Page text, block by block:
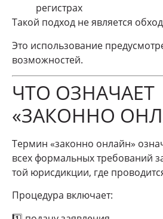
регистрах
Такой подход не является
Это использование
возможностей.
ЧТО ОЗНАЧАЕТ
«ЗАКОННО
Термин «законно онлайн»
всех формальных требований
той юрисдикции, где
Процедура включает: